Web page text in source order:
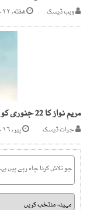
ویب ڈیسک هفته, ۲۲ جون ۲۰۱۹
مریم نواز کا 22 جنوری کو پاکستان واپسی کا فیصلہ
جرات ڈیسک پیر, ۱۶ جنوری ۲۰۲۳